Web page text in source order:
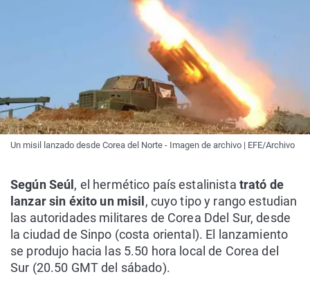
Un misil lanzado desde Corea del Norte - Imagen de archivo | EFE/Archivo
Según Seúl , el hermético país estalinista trató de
lanzar sin éxito un misil , cuyo tipo y rango estudian
las autoridades militares de Corea Ddel Sur, desde
la ciudad de Sinpo (costa oriental). El lanzamiento
se produjo hacia las 5.50 hora local de Corea del
Sur (20.50 GMT del sábado).